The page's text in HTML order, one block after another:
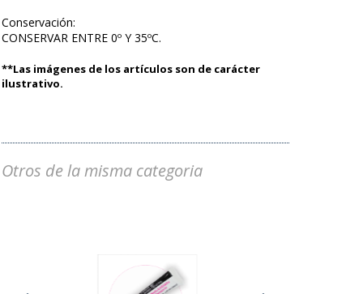
Conservación:
CONSERVAR ENTRE 0º Y 35ºC.
**Las imágenes de los artículos son de carácter
ilustrativo.
Otros de la misma categoria